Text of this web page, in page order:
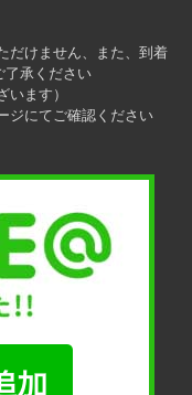
だけません、また、到着
了承ください
います）
ジにてご確認ください